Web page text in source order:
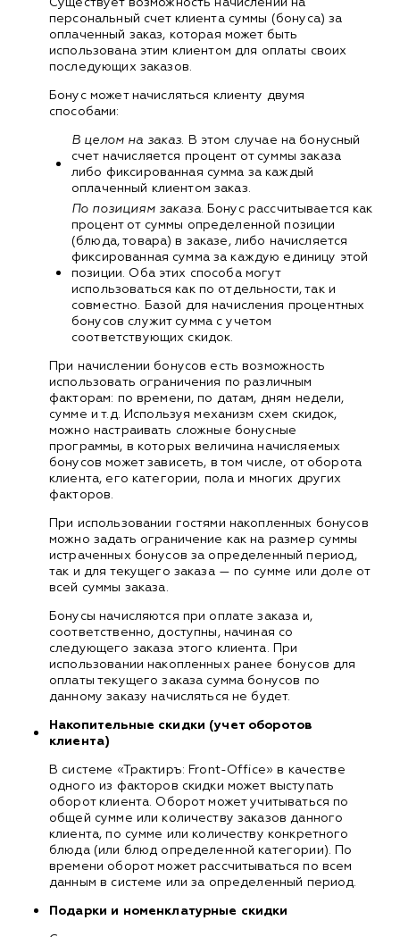
Существует возможность начислений на
персональный счет клиента суммы (бонуса) за
оплаченный заказ, которая может быть
использована этим клиентом для оплаты своих
последующих заказов.
Бонус может начисляться клиенту двумя
способами:
В целом на заказ. В этом случае на бонусный
счет начисляется процент от суммы заказа
либо фиксированная сумма за каждый
оплаченный клиентом заказ.
По позициям заказа. Бонус рассчитывается как
процент от суммы определенной позиции
(блюда, товара) в заказе, либо начисляется
фиксированная сумма за каждую единицу этой
позиции. Оба этих способа могут
использоваться как по отдельности, так и
совместно. Базой для начисления процентных
бонусов служит сумма с учетом
соответствующих скидок.
При начислении бонусов есть возможность
использовать ограничения по различным
факторам: по времени, по датам, дням недели,
сумме и т.д. Используя механизм схем скидок,
можно настраивать сложные бонусные
программы, в которых величина начисляемых
бонусов может зависеть, в том числе, от оборота
клиента, его категории, пола и многих других
факторов.
При использовании гостями накопленных бонусов
можно задать ограничение как на размер суммы
истраченных бонусов за определенный период,
так и для текущего заказа — по сумме или доле от
всей суммы заказа.
Бонусы начисляются при оплате заказа и,
соответственно, доступны, начиная со
следующего заказа этого клиента. При
использовании накопленных ранее бонусов для
оплаты текущего заказа сумма бонусов по
данному заказу начисляться не будет.
Накопительные скидки (учет оборотов
клиента)
В системе «Трактиръ: Front-Office» в качестве
одного из факторов скидки может выступать
оборот клиента. Оборот может учитываться по
общей сумме или количеству заказов данного
клиента, по сумме или количеству конкретного
блюда (или блюд определенной категории). По
времени оборот может рассчитываться по всем
данным в системе или за определенный период.
Подарки и номенклатурные скидки